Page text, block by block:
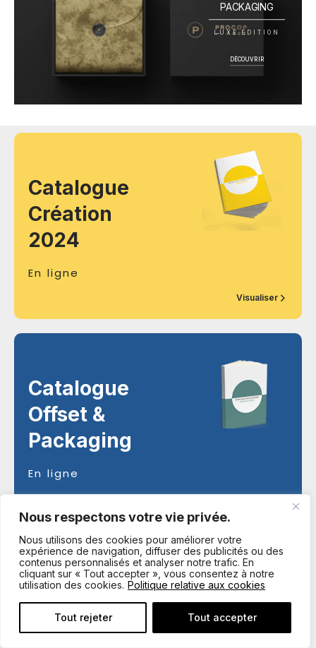
Nous respectons votre vie privée.
Nous utilisons des cookies pour améliorer votre
expérience de navigation, diffuser des publicités ou des
contenus personnalisés et analyser notre trafic. En
cliquant sur « Tout accepter », vous consentez à notre
utilisation des cookies. Politique relative aux cookies
Tout rejeter Tout accepter
PACKAGING
LUXE EDITION
DÉCOUVRIR
Catalogue
Création
2024
En ligne
Visualiser
Catalogue
Offset &
Packaging
En ligne
Catalogue
Numérique &
Bureautique